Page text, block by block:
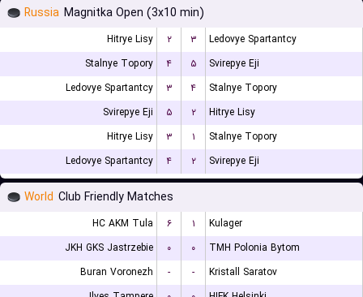
Russia Magnitka Open (3x10 min)
Hitrye Lisy ۲ ۳
Ledovye Spartantcy
Stalnye Topory
۴ ۵
Svirepye Eji
Ledovye Spartantcy
۳ ۴
Stalnye Topory
Svirepye Eji
۵ ۲
Hitrye Lisy
Hitrye Lisy
۳ ۱
Stalnye Topory
Ledovye Spartantcy
۴ ۲ Svirepye Eji
World Club Friendly Matches
HC AKM Tula ۶ ۱
Kulager
JKH GKS Jastrzebie
۰ ۰
TMH Polonia Bytom
Buran Voronezh
- -
Kristall Saratov